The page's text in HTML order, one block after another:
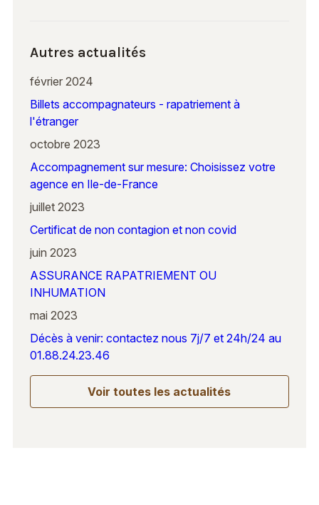
Autres actualités
février 2024
Billets accompagnateurs - rapatriement à
l'étranger
octobre 2023
Accompagnement sur mesure: Choisissez votre
agence en Ile-de-France
juillet 2023
Certificat de non contagion et non covid
juin 2023
ASSURANCE RAPATRIEMENT OU
INHUMATION
mai 2023
Décès à venir: contactez nous 7j/7 et 24h/24 au
01.88.24.23.46
Voir toutes les actualités